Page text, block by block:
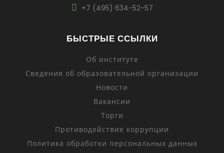
+7 (495) 634-52-57
БЫСТРЫЕ ССЫЛКИ
Об институте
Сведения об образовательной организации
Новости
Вакансии
Торги
Противодействие коррупции
Политика обработки персональных данных